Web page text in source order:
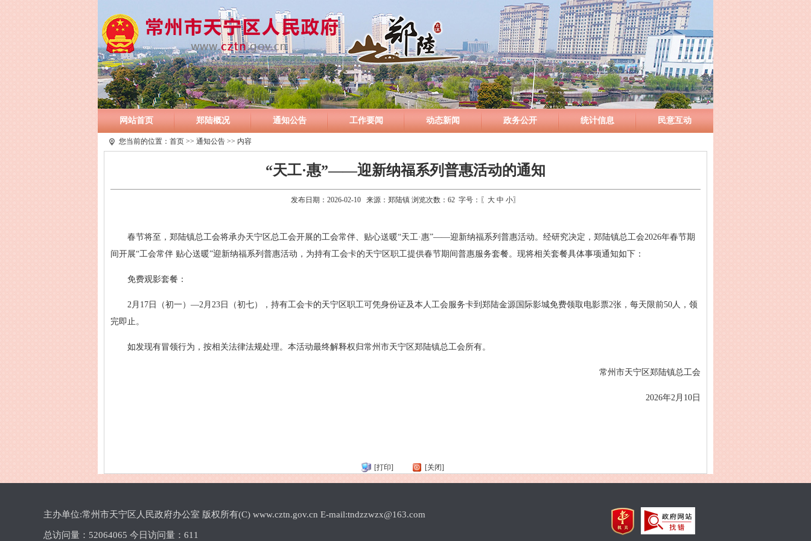
网站首页 郑陆概况 通知公告 工作要闻 动态新闻 政务公开 统计信息 民意互动
您当前的位置： 首页 >> 通知公告 >> 内容
“天工·惠”——迎新纳福系列普惠活动的通知
发布日期：2026-02-10 来源：郑陆镇 浏览次数： 62 字号：〖 大 中 小〗
春节将至，郑陆镇总工会将承办天宁区总工会开展的工会常伴、贴心送暖“天工·惠”——迎新纳福系列普惠活动。 经研究决定，郑陆镇总工会2026年春节期
间开展“工会常伴 贴心送暖”迎新纳福系列普惠活动，为持有工会卡的天宁区职工提供春节期间普惠服务套餐。现将相关套餐具体事项通知如下：
免费观影套餐：
2月17日（初一）—2月23日（初七），持有工会卡的天宁区职工可凭身份证及本人工会服务卡到郑陆金源国际影城免费领取电影票2张，每天限前50人，领
完即止。
如发现有冒领行为，按相关法律法规处理。本活动最终解释权归常州市天宁区郑陆镇总工会所有。
常州市天宁区郑陆镇总工会
2026年2月10日
[打印] [关闭]
主办单位:常州市天宁区人民政府办公室 版权所有(C) www.cztn.gov.cn E-mail:tndzzwzx@163.com
总访问量： 52064065 今日访问量： 611